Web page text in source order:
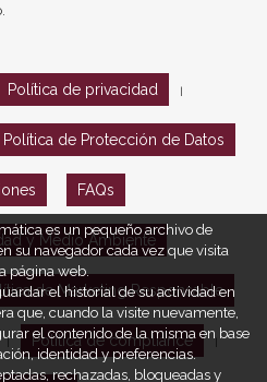
Política de privacidad
Política de Protección de Datos
FAQs
y Medio Ambiente
de Marketing Responsable
Política de compliance
es un pequeño archivo de
su navegador cada vez que visita
página web.
el historial de su actividad en
que, cuando la visite nuevamente,
el contenido de la misma en base
identidad y preferencias.
rechazadas, bloqueadas y